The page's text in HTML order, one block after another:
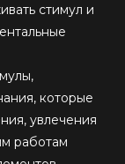
стимул и
которые
увлечения
работам